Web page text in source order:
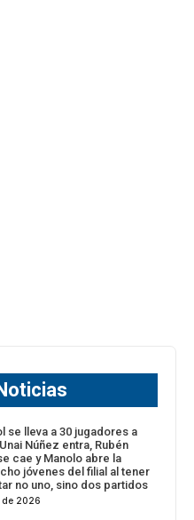
se lleva a 30 jugadores a
Núñez entra, Rubén
cae y Manolo abre la
jóvenes del filial al tener
no uno, sino dos partidos
de 2026